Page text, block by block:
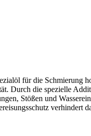
für die Schmierung
Durch die spezielle
Stößen und
verhindert